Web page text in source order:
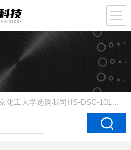
大学选购我司HS-DSC-101差示扫描量热仪